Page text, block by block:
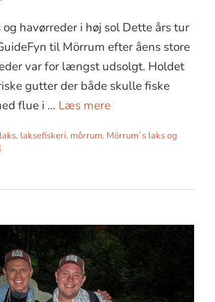
og havørreder i høj sol Dette års tur
til Mörrum efter åens store
var for længst udsolgt. Holdet
gutter der både skulle fiske
flue i … Læs mere
laks, laksefiskeri, môrrum, Mörrum´s laks og